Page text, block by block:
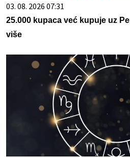
03. 08. 2026 07:31
25.000 kupaca već kupuje uz
više